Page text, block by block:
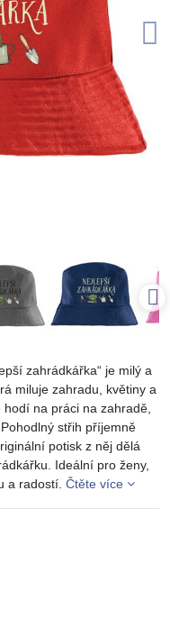
zahrádkářka“ je milý a
miluje zahradu, květiny a
na práci na zahradě,
střih příjemně
potisk z něj dělá
Ideální pro ženy,
a radostí. Čtěte více